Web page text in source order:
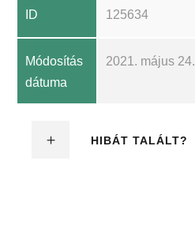
ID 125634
Módosítás
dátuma
2021. május 24.
HIBÁT TALÁLT?